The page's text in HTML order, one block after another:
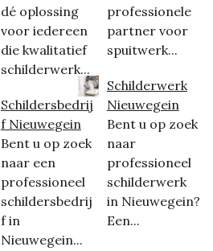
dé oplossing
voor iedereen
die kwalitatief
schilderwerk...
Schildersbedrij
f Nieuwegein
Bent u op zoek
naar een
professioneel
schildersbedrij
f in
Nieuwegein...
professionele
partner voor
spuitwerk...
Schilderwerk
Nieuwegein
Bent u op zoek
naar
professioneel
schilderwerk
in Nieuwegein?
Een...